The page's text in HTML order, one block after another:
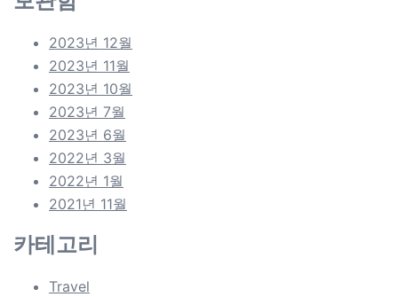
2023년 12월
2023년 11월
2023년 10월
2023년 7월
2023년 6월
2022년 3월
2022년 1월
2021년 11월
카테고리
Travel